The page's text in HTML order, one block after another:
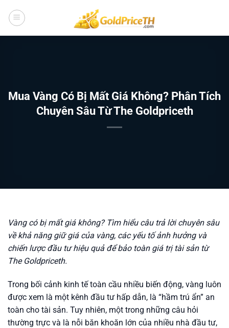
qua
Mua Vàng Có Bị Mất Giá Không? Phân Tích
Chuyên Sâu Từ The Goldpriceth
Vàng có bị mất giá không? Tìm hiểu câu trả lời chuyên sâu
về khả năng giữ giá của vàng, các yếu tố ảnh hưởng và
chiến lược đầu tư hiệu quả để bảo toàn giá trị tài sản từ
The Goldpriceth.
Trong bối cảnh kinh tế toàn cầu nhiều biến động, vàng luôn
được xem là một kênh đầu tư hấp dẫn, là “hầm trú ẩn” an
toàn cho tài sản. Tuy nhiên, một trong những câu hỏi
thường trực và là nỗi băn khoăn lớn của nhiều nhà đầu tư,